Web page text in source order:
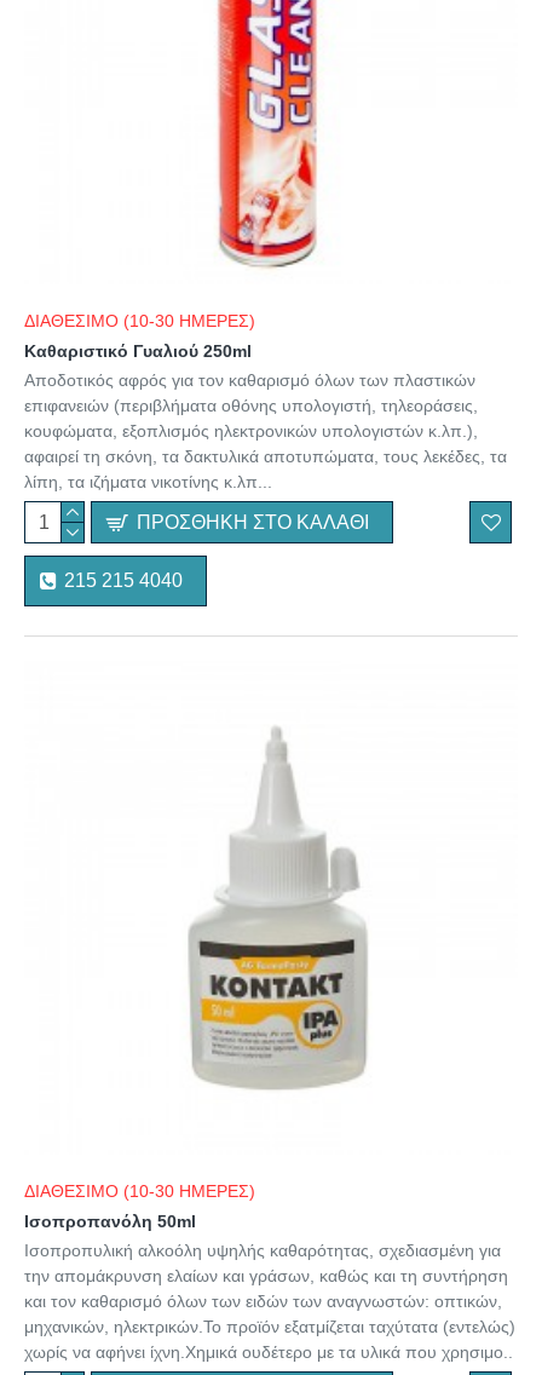
ΔΙΑΘΕΣΙΜΟ (10-30 ΗΜΕΡΕΣ)
Καθαριστικό Γυαλιού 250ml
Αποδοτικός αφρός για τον καθαρισμό όλων των πλαστικών
επιφανειών (περιβλήματα οθόνης υπολογιστή, τηλεοράσεις,
κουφώματα, εξοπλισμός ηλεκτρονικών υπολογιστών κ.λπ.),
αφαιρεί τη σκόνη, τα δακτυλικά αποτυπώματα, τους λεκέδες, τα
λίπη, τα ιζήματα νικοτίνης κ.λπ...
ΠΡΟΣΘΉΚΗ ΣΤΟ ΚΑΛΆΘΙ
215 215 4040
ΔΙΑΘΕΣΙΜΟ (10-30 ΗΜΕΡΕΣ)
Ισοπροπανόλη 50ml
Ισοπροπυλική αλκοόλη υψηλής καθαρότητας, σχεδιασμένη για
την απομάκρυνση ελαίων και γράσων, καθώς και τη συντήρηση
και τον καθαρισμό όλων των ειδών των αναγνωστών: οπτικών,
μηχανικών, ηλεκτρικών.Το προϊόν εξατμίζεται ταχύτατα (εντελώς)
χωρίς να αφήνει ίχνη.Χημικά ουδέτερο με τα υλικά που χρησιμο..